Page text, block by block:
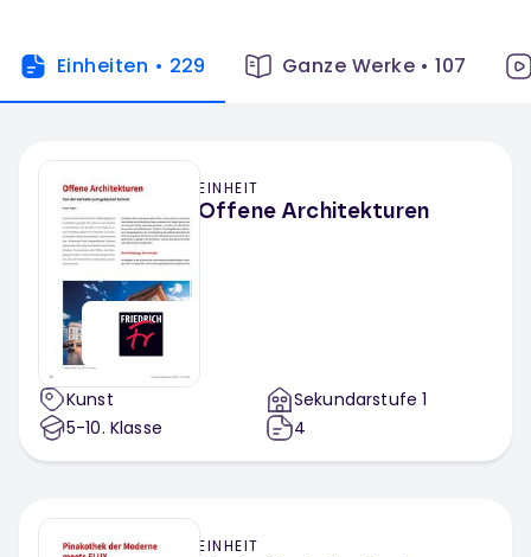
Einheiten • 229 Ganze Werke•107
EINHEIT
Offene Architekturen
Kunst
5-10. Klasse
Sekundarstufe 1
4
EINHEIT